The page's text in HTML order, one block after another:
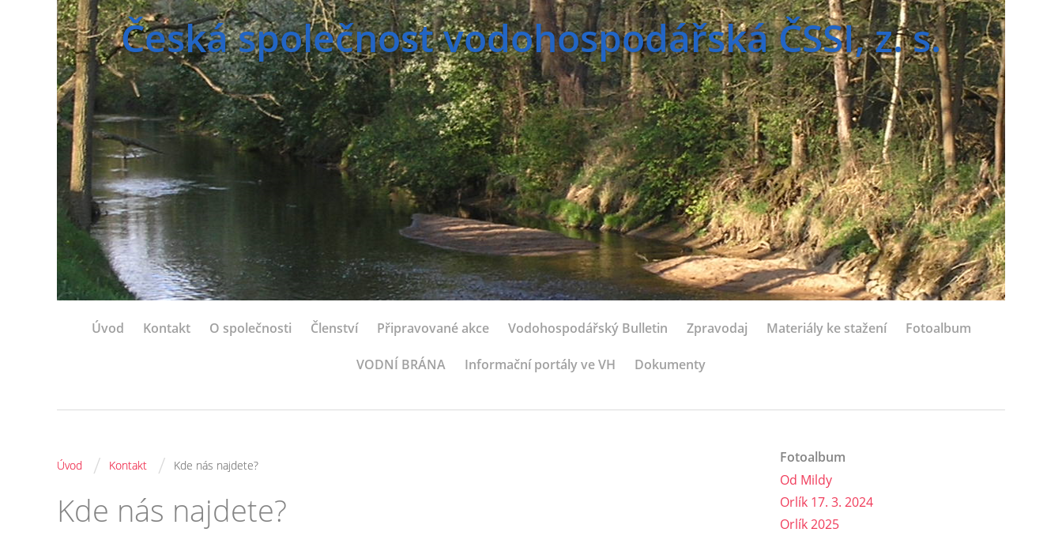
Česká společnost vodohospodářská ČSSI, z. s.
Úvod Kontakt O společnosti Členství Připravované akce Vodohospodářský Bulletin Zpravodaj Materiály ke stažení Fotoalbum
VODNÍ BRÁNA Informační portály ve VH Dokumenty
Úvod / Kontakt / Kde nás najdete?
Kde nás najdete?
Fotoalbum
Od Mildy
Orlík 17. 3. 2024
Orlík 2025